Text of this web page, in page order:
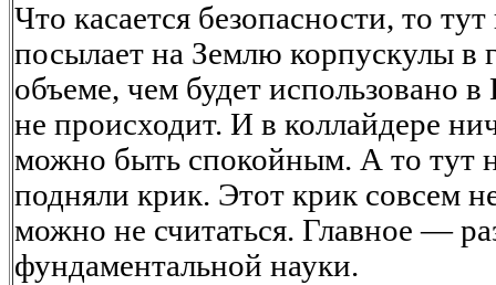
Что касается безопасности, то
посылает на Землю корпускулы в
объеме, чем будет использовано
не происходит. И в коллайдере
можно быть спокойным. А то тут
подняли крик. Этот крик совсем
можно не считаться. Главное —
фундаментальной науки.